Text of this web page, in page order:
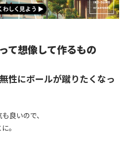
て想像して作るもの
性にボールが蹴りたくなっ
良いので、
。